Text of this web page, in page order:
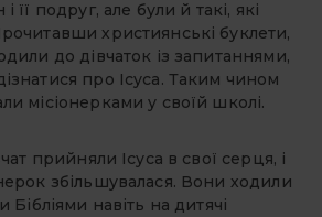
її подруг, але були й такі, які
християнські буклети,
до дівчаток із запитаннями,
про Iсуса. Таким чином
місіонерками у своїй школі.
прийняли Iсуса в свої серця, і
збільшувалася. Вони ходили
Бібліями навіть на дитячі